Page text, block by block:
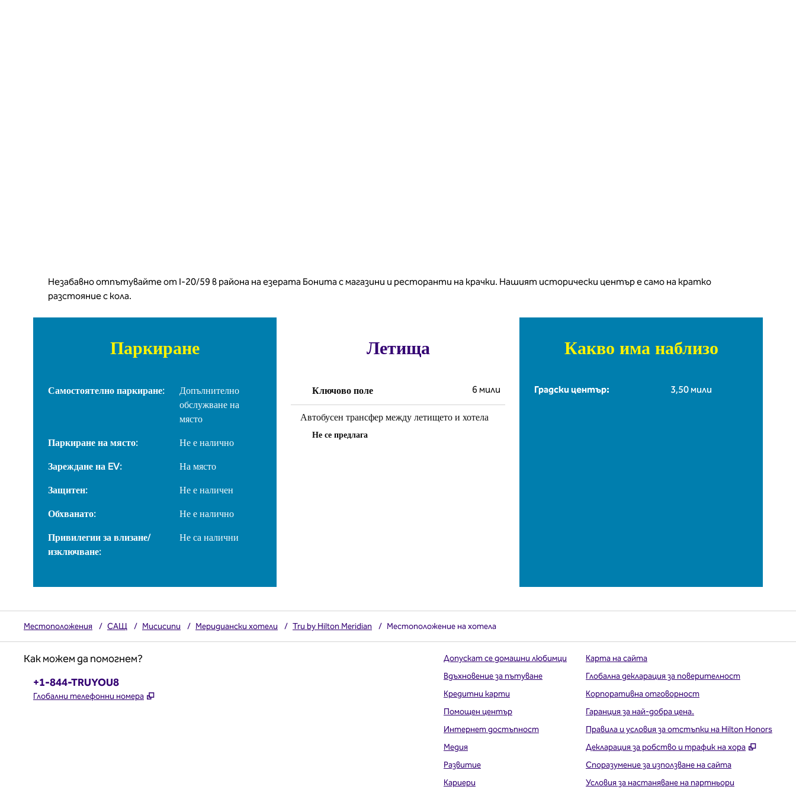
Незабавно отпътувайте от I-20/59 в района на езерата Бонита с магазини и ресторанти на крачки. Нашият исторически център е само на кратко
разстояние с кола.
Паркиране
Самостоятелно паркиране:
Допълнително
обслужване на
място
Паркиране на място:
Не е налично
Зареждане на EV:
На място
Защитен:
Не е наличен
Обхванато:
Не е налично
Привилегии за влизане/
изключване:
Не са налични
Летища
Ключово поле 6 мили
Автобусен трансфер между летището и хотела
Не се предлага
Какво има наблизо
Градски център: 3,50 мили
Местоположения / САЩ / Мисисипи / Меридиански хотели / Tru by Hilton Meridian / Местоположение на хотела
Как можем да помогнем?
Телефон:
+1-844-TRUYOU8
Глобални телефонни номера ,
Допускат се домашни любимци
Вдъхновение за пътуване
Кредитни карти
Помощен център
Интернет достъпност
Медия
Развитие
Кариери
Карта на сайта
Глобална декларация за поверителност
Корпоративна отговорност
Гаранция за най-добра цена.
Правила и условия за отстъпки на Hilton Honors
Декларация за робство и трафик на хора
,
Споразумение за използване на сайта
Условия за настаняване на партньори